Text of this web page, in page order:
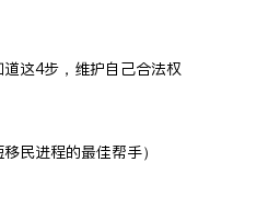
这4步，维护自己合法权
民进程的最佳帮手）